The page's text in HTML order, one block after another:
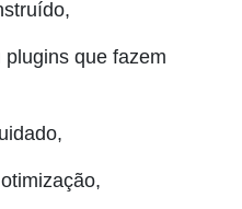
que fazem